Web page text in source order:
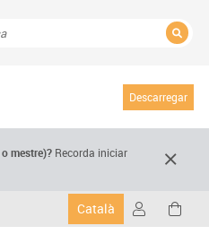
Descarregar
o mestre)? Recorda iniciar
Català